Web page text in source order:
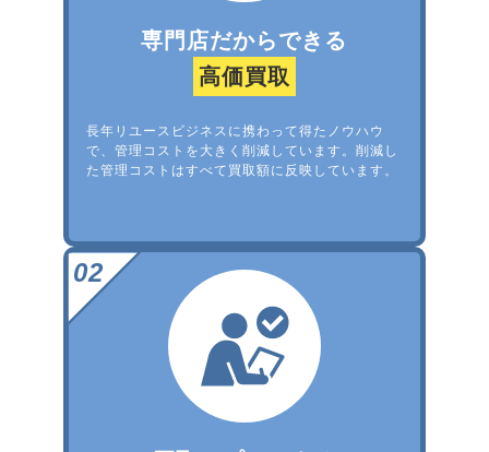
専門店だからできる
高価買取
長年リユースビジネスに携わって得たノウハウ
で、管理コストを大きく削減しています。削減し
た管理コストはすべて買取額に反映しています。